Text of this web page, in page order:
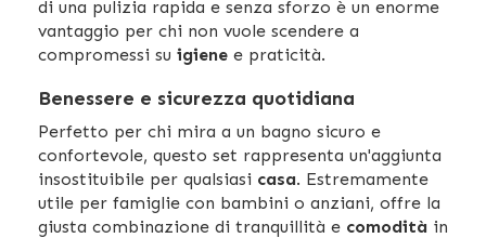
di una pulizia rapida e senza sforzo è un enorme
vantaggio per chi non vuole scendere a
compromessi su igiene e praticità.
Benessere e sicurezza quotidiana
Perfetto per chi mira a un bagno sicuro e
confortevole, questo set rappresenta un'aggiunta
insostituibile per qualsiasi casa. Estremamente
utile per famiglie con bambini o anziani, offre la
giusta combinazione di tranquillità e comodità in